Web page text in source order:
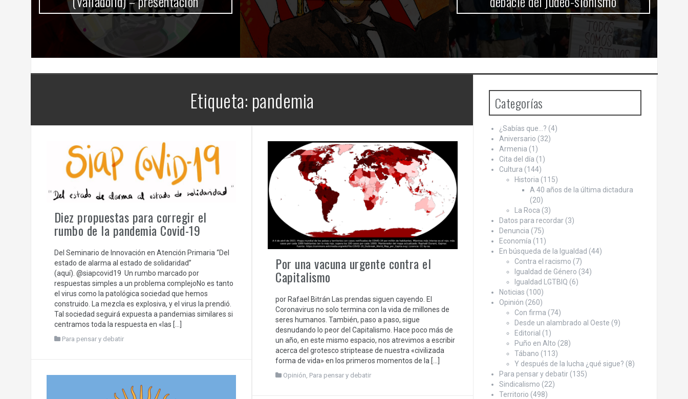
Etiqueta: pandemia
Diez propuestas para corregir el
rumbo de la pandemia Covid-19
Del Seminario de Innovación en Atención Primaria “Del
estado de alarma al estado de solidaridad”
(aquí). @siapcovid19 Un rumbo marcado por
respuestas simples a un problema complejoNo es tanto
el virus como la patológica sociedad que hemos
construido. La mezcla es explosiva, y el virus la prendió.
Tal sociedad seguirá expuesta a pandemias similares si
centramos toda la respuesta en «las […]
Para pensar y debatir
Por una vacuna urgente contra el
Capitalismo
por Rafael Bitrán Las prendas siguen cayendo. El
Coronavirus no solo termina con la vida de millones de
seres humanos. También, paso a paso, sigue
desnudando lo peor del Capitalismo. Hace poco más de
un año, en este mismo espacio, nos atrevimos a escribir
acerca del grotesco striptease de nuestra «civilizada
forma de vida» en los primeros momentos de la […]
Opinión, Para pensar y debatir
Categorías
¿Sabías que…? (4)
Aniversario (32)
Armenia (1)
Cita del día (1)
Cultura (144)
Historia (115)
A 40 años de la última dictadura
(20)
La Roca (3)
Datos para recordar(3)
Denuncia (75)
Economía (11)
En búsqueda de la Igualdad (44)
Contra el racismo (7)
Igualdad de Género (34)
Igualdad LGTBIQ (6)
Noticias (100)
Opinión (260)
Con firma (74)
Desde un alambrado al Oeste (9)
Editorial (1)
Puño en Alto (28)
Tábano (113)
Y después de la lucha ¿qué sigue? (8)
Para pensar y debatir(135)
Sindicalismo (22)
Territorio (498)